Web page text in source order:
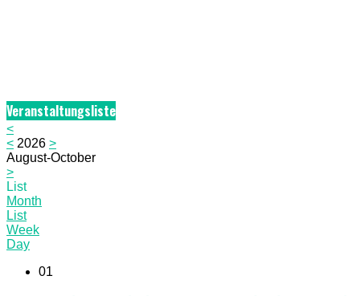
Veranstaltungsliste
<
< 2026 >
August-October
>
List
Month
List
Week
Day
01